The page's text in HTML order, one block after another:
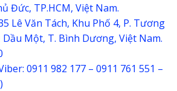
Đức, TP.HCM, Việt Nam.
Lê Văn Tách, Khu Phố 4, P. Tương
Một, T. Bình Dương, Việt Nam.
0911 982 177 – 0911 761 551 –